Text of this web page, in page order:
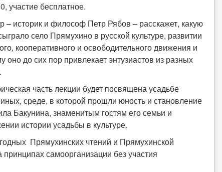
участие бесплатное.
– историк и философ Петр Рябов – расскажет, какую
село Прямухино в русской культуре, развитии
кооперативного и освободительного движения и
оно до сих пор привлекает энтузиастов из разных
часть лекции будет посвящена усадьбе
среде, в которой прошли юность и становление
Бакунина, знаменитым гостям его семьи и
истории усадьбы в культуре.
Прямухинских чтений и Прямухинской
самоорганизации без участия